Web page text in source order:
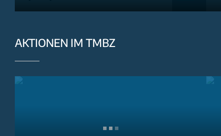
AKTIONEN IM TMBZ